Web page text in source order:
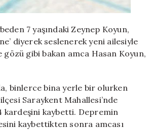
7 yaşındaki Zeynep Koyun,
diyerek seslenerek yeni ailesiyle
gibi bakan amca Hasan Koyun,
binlerce bina yerle bir olurken
Saraykent Mahallesi’nde
kardeşini kaybetti. Depremin
kaybettikten sonra amcası